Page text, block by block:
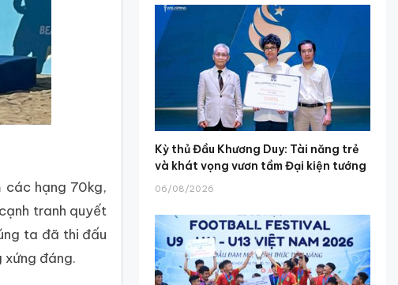
các hạng 70kg,
tranh quyết
ta đã thi đấu
xứng đáng.
Kỳ thủ Đầu Khương Duy: Tài năng trẻ
và khát vọng vươn tầm Đại kiện tướng
06/08/2026